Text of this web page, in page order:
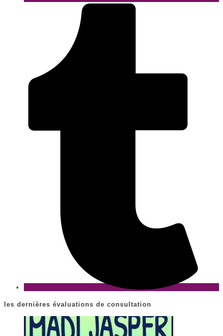
les dernières évaluations de consultation